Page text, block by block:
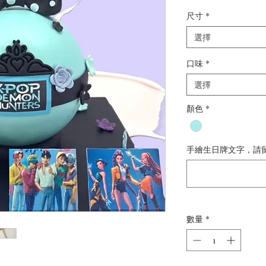
尺寸 *
選擇
口味 *
選擇
顏色 *
手繪生日牌文字，請
數量 *